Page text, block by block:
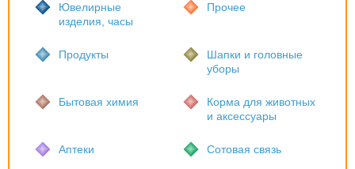
Ювелирные
изделия, часы
Прочее
Продукты
Шапки и головные
уборы
Бытовая химия
Корма для животных
и аксессуары
Аптеки Сотовая связь